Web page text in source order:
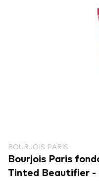
BOURJOIS PARIS
Bourjois Paris
Tinted Beautifier -